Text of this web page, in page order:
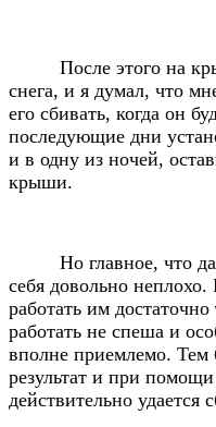
После этого на
снега, и я думал, что
его сбивать, когда он
последующие дни
и в одну из ночей,
крыши.
Но главное, что
себя довольно неплохо.
работать им
работать не спеша и
вполне приемлемо. Тем
результат и при
действительно удается